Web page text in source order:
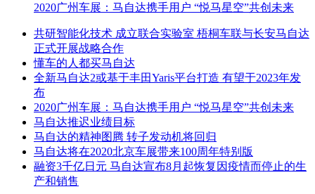
2020广州车展：马自达携手用户 “悦马星空”共创未来
共研智能化技术 成立联合实验室 梧桐车联与长安马自达
正式开展战略合作
懂车的人都买马自达
全新马自达2或基于丰田Yaris平台打造 有望于2023年发
布
2020广州车展：马自达携手用户 “悦马星空”共创未来
马自达推迟业绩目标
马自达的精神图腾 转子发动机将回归
马自达将在2020北京车展带来100周年特别版
融资3千亿日元 马自达宣布8月起恢复因疫情而停止的生
产和销售